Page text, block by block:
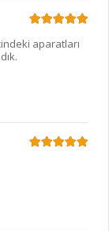
aparatları